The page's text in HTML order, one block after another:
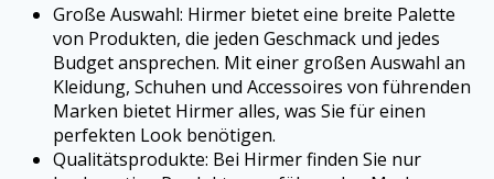
Große Auswahl: Hirmer bietet eine breite Palette
von Produkten, die jeden Geschmack und jedes
Budget ansprechen. Mit einer großen Auswahl an
Kleidung, Schuhen und Accessoires von führenden
Marken bietet Hirmer alles, was Sie für einen
perfekten Look benötigen.
Qualitätsprodukte: Bei Hirmer finden Sie nur